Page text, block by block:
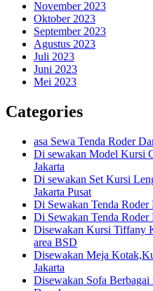
November 2023
Oktober 2023
September 2023
Agustus 2023
Juli 2023
Juni 2023
Mei 2023
Categories
asa Sewa Tenda Roder
Di sewakan Model Kursi
Jakarta
Di sewakan Set Kursi
Jakarta Pusat
Di Sewakan Tenda Roder
Di Sewakan Tenda
Disewakan Kursi Tiffany
area BSD
Disewakan Meja
Jakarta
Disewakan Sofa Berbagai